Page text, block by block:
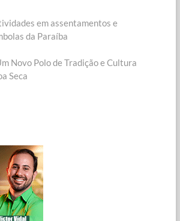
em assentamentos e
da Paraíba
Novo Polo de Tradição e Cultura
Seca